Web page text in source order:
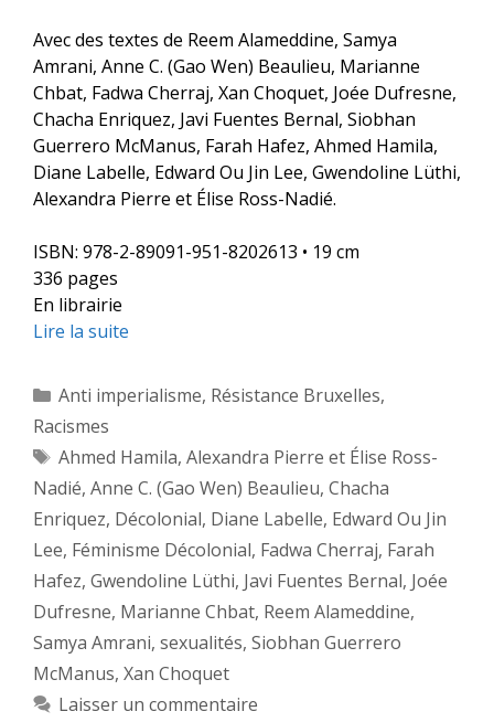
Avec des textes de Reem Alameddine, Samya
Amrani, Anne C. (Gao Wen) Beaulieu, Marianne
Chbat, Fadwa Cherraj, Xan Choquet, Joée Dufresne,
Chacha Enriquez, Javi Fuentes Bernal, Siobhan
Guerrero McManus, Farah Hafez, Ahmed Hamila,
Diane Labelle, Edward Ou Jin Lee, Gwendoline Lüthi,
Alexandra Pierre et Élise Ross-Nadié.
ISBN: 978-2-89091-951-8202613 • 19 cm
336 pages
En librairie
Lire la suite
Catégories
Anti imperialisme, Résistance Bruxelles,
Racismes
Étiquettes
Ahmed Hamila, Alexandra Pierre et Élise Ross-
Nadié, Anne C. (Gao Wen) Beaulieu, Chacha
Enriquez, Décolonial, Diane Labelle, Edward Ou Jin
Lee, Féminisme Décolonial, Fadwa Cherraj, Farah
Hafez, Gwendoline Lüthi, Javi Fuentes Bernal, Joée
Dufresne, Marianne Chbat, Reem Alameddine,
Samya Amrani, sexualités, Siobhan Guerrero
McManus, Xan Choquet
Laisser un commentaire